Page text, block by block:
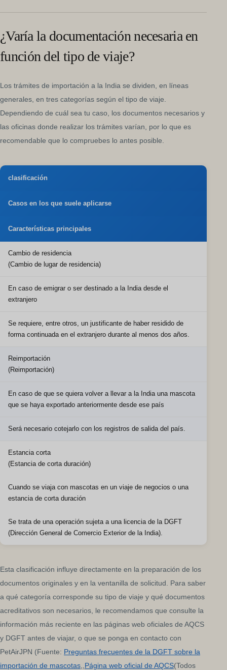
¿Varía la documentación necesaria en
función del tipo de viaje?
Los trámites de importación a la India se dividen, en líneas
generales, en tres categorías según el tipo de viaje.
Dependiendo de cuál sea tu caso, los documentos necesarios y
las oficinas donde realizar los trámites varían, por lo que es
recomendable que lo compruebes lo antes posible.
clasificación
Casos en los que suele aplicarse
Características principales
Cambio de residencia
(Cambio de lugar de residencia)
En caso de emigrar o ser destinado a la India desde el
extranjero
Se requiere, entre otros, un justificante de haber residido de
forma continuada en el extranjero durante al menos dos años.
Reimportación
(Reimportación)
En caso de que se quiera volver a llevar a la India una mascota
que se haya exportado anteriormente desde ese país
Será necesario cotejarlo con los registros de salida del país.
Estancia corta
(Estancia de corta duración)
Cuando se viaja con mascotas en un viaje de negocios o una
estancia de corta duración
Se trata de una operación sujeta a una licencia de la DGFT
(Dirección General de Comercio Exterior de la India).
Esta clasificación influye directamente en la preparación de los
documentos originales y en la ventanilla de solicitud. Para saber
a qué categoría corresponde su tipo de viaje y qué documentos
acreditativos son necesarios, le recomendamos que consulte la
información más reciente en las páginas web oficiales de AQCS
y DGFT antes de viajar, o que se ponga en contacto con
PetAirJPN (Fuente: Preguntas frecuentes de la DGFT sobre la
importación de mascotas Página web oficial de AQCS(Todos